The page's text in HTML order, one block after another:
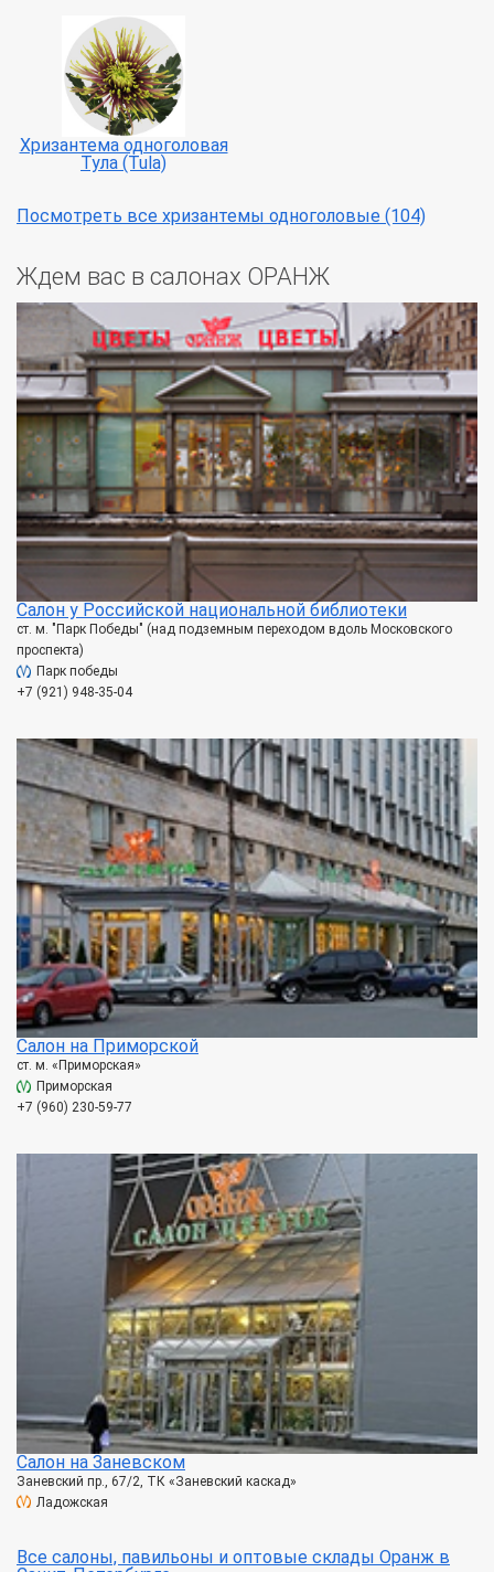
Хризантема одноголовая
Тула (Tula)
Посмотреть все хризантемы одноголовые (104)
Ждем вас в салонах ОРАНЖ
Салон у Российской национальной библиотеки
ст. м. "Парк Победы" (над подземным переходом вдоль Московского
проспекта)
Парк победы
+7 (921) 948-35-04
Салон на Приморской
ст. м. «Приморская»
Приморская
+7 (960) 230-59-77
Салон на Заневском
Заневский пр., 67/2, ТК «Заневский каскад»
Ладожская
Все салоны, павильоны и оптовые склады Оранж в